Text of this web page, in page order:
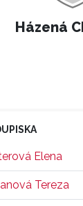
Házená
Elena
Tereza